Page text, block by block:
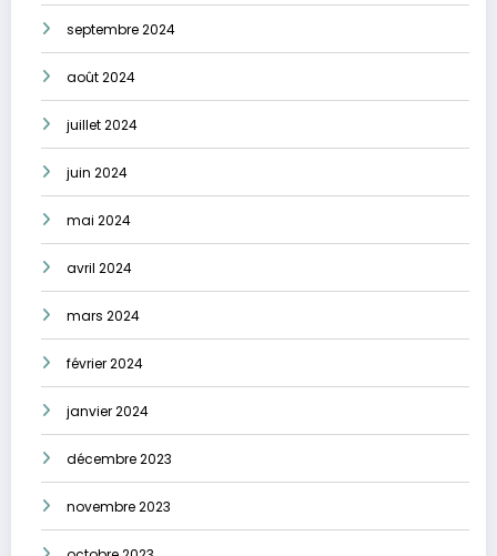
septembre 2024
août 2024
juillet 2024
juin 2024
mai 2024
avril 2024
mars 2024
février 2024
janvier 2024
décembre 2023
novembre 2023